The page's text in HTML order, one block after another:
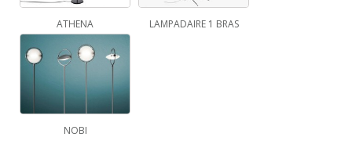
ATHENA LAMPADAIRE 1 BRAS
NOBI